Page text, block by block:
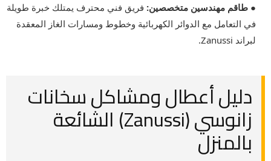
● طاقم مهندسين متخصصين: فريق فني محترف يمتلك خبرة طويلة
في التعامل مع الدوائر الكهربائية وخطوط ومسارات الغاز المعقدة
لبراند Zanussi.
دليل أعطال ومشاكل سخانات
زانوسي (Zanussi) الشائعة
بالمنزل